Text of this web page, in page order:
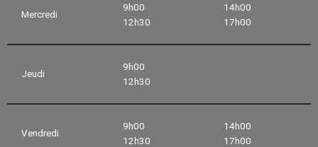
Mercredi
9h00
12h30
14h00
17h00
Jeudi
9h00
12h30
Vendredi
9h00
12h30
14h00
17h00